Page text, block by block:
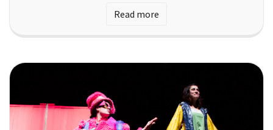
Read more